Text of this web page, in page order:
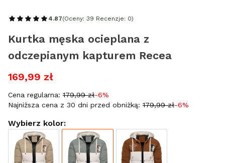
4.87(Oceny: 39 Recenzje: 0)
Kurtka męska ocieplana z
odczepianym kapturem Recea
169,99 zł
Cena regularna: 179,99 zł-6%
Najniższa cena z 30 dni przed obniżką: 179,99 zł-6%
Wybierz kolor: